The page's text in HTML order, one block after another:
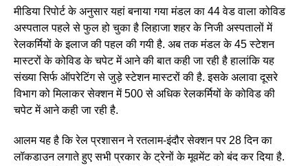
मीडिया रिपोर्ट के अनुसार यहां बनाया गया मंडल का 44 वेड वाला कोविड
अस्पताल पहले से फुल हो चुका है लिहाजा शहर के निजी अस्पतालों में
रेलकर्मियों के इलाज की पहल की गयी है. अब तक मंडल के 45 स्टेशन
मास्टरों के कोविड के चपेट में आने की बात कही जा रही है हालांकि यह
संख्या सिर्फ ऑपरेटिंग से जुड़े स्टेशन मास्टरों की है. इसके अलावा दूसरे
विभाग को मिलाकर सेक्शन में 500 से अधिक रेलकर्मियों के कोविड की
चपेट में आने कही जा रही है.
आलम यह है कि रेल प्रशासन ने रतलाम-इंदौर सेक्शन पर 28 दिन का
लॉकडाउन लगाते हुए सभी प्रकार के ट्रेनों के मूवमेंट को बंद कर दिया है.